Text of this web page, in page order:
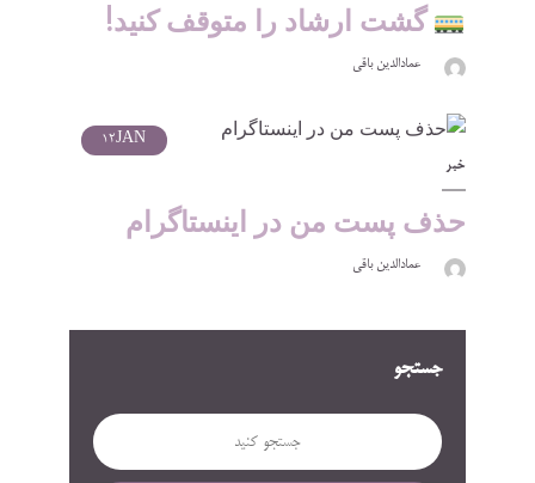
گشت ارشاد را متوقف کنید!
عمادالدین باقی
JAN
12
خبر
حذف پست من در اینستاگرام
عمادالدین باقی
جستجو